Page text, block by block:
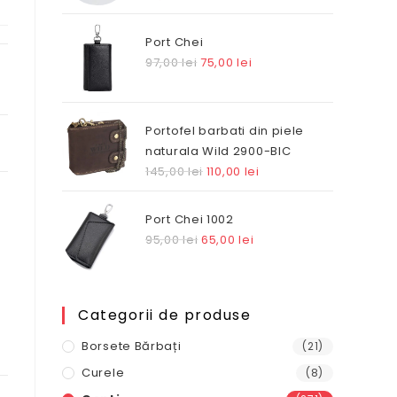
Port Chei
97,00lei Prețul
fost:
97,00 lei.
75,00lei
75,00 lei.
Portofel barbati din piele
naturala Wild 2900-BIC
145,00lei Prețul
a
fost:
110,00 lei
Port Chei 1002
95,00lei Prețul
fost:
65,00lei
Categorii de produse
Borsete Bărbați (21)
Curele (8)